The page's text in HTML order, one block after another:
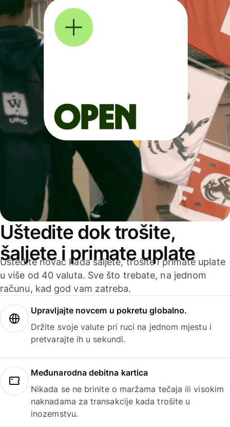
Uštedite dok trošite,
šaljete i primate uplate
Uštedite novac kada šaljete, trošite i primate uplate
u više od 40 valuta. Sve što trebate, na jednom
računu, kad god vam zatreba.
Upravljajte novcem u pokretu globalno.
Držite svoje valute pri ruci na jednom mjestu i
pretvarajte ih u sekundi.
Međunarodna debitna kartica
Nikada se ne brinite o maržama tečaja ili visokim
naknadama za transakcije kada trošite u
inozemstvu.